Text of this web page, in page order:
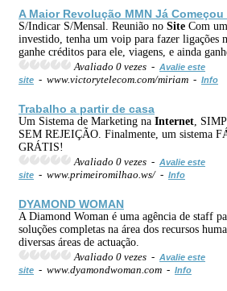
A Maior Revolução MMN Já Começou
S/Indicar S/Mensal. Reunião no Site Com
investido, tenha um voip para fazer ligações
ganhe créditos para ele, viagens, e ainda
Avaliado 0 vezes - Avalie este
site - www.victorytelecom.com/miriam - Info
Trabalho a partir de casa
Um Sistema de Marketing na Internet ,
SEM REJEIÇÃO. Finalmente, um sistema
GRÁTIS!
Avaliado 0 vezes - Avalie este
site - www.primeiromilhao.ws/ - Info
DYAMOND WOMAN
A Diamond Woman é uma agência de staff
soluções completas na área dos recursos
diversas áreas de actuação.
Avaliado 0 vezes - Avalie este
site - www.dyamondwoman.com - Info